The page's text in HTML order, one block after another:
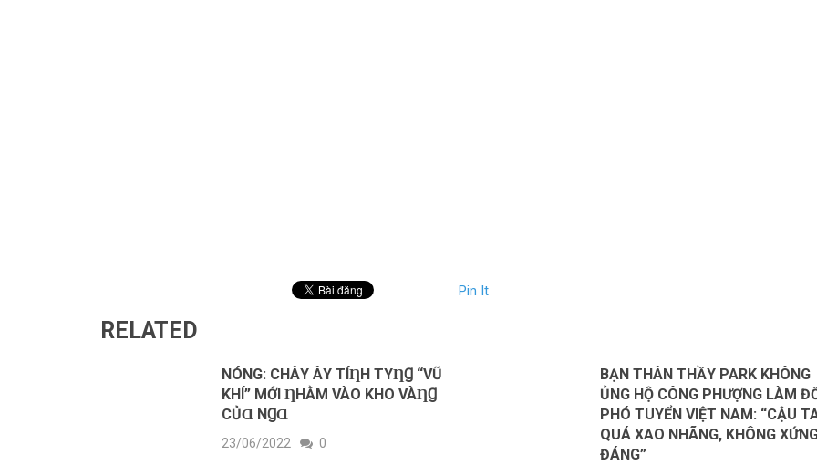
Pin It
RELATED
NÓNG: CHÂΥ ÂΥ ТÍȠH ТΥȠꞬ “VŨ
KHÍ” MỚI ȠHẰM VÀO KHO VÀȠꞬ
CỦⱭ NꞬⱭ
23/06/2022 0
BẠN THÂN THẦY PARK KHÔNG
ỦNG HỘ CÔNG PHƯỢNG LÀM
PHÓ TUYỂN VIỆT NAM: “CẬU
QUÁ XAO NHÃNG, KHÔNG
ĐÁNG”